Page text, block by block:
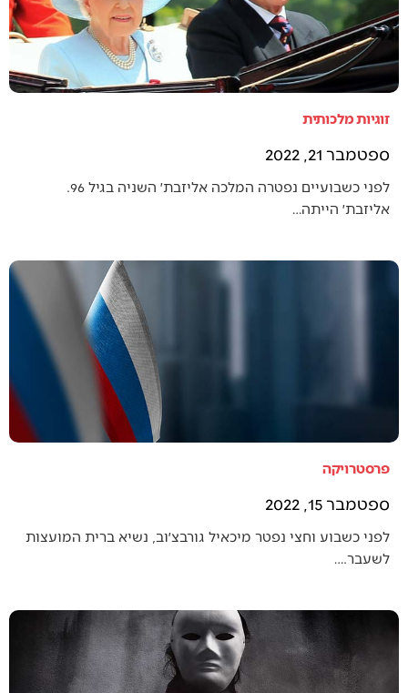
זוגיות מלכותית
ספטמבר 21, 2022
לפני כשבועיים נפטרה המלכה אליזבת׳ השניה בגיל 96.
אליזבת׳ הייתה…
פרסטרויקה
ספטמבר 15, 2022
לפני כשבוע וחצי נפטר מיכאיל גורבצ׳וב, נשיא ברית המועצות
לשעבר.…